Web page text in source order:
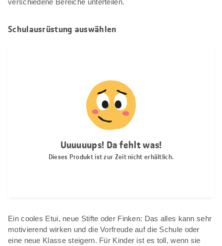
verschiedene Bereiche unterteilen.
Schulausrüstung auswählen
Ein cooles Etui, neue Stifte oder Finken: Das alles kann sehr
motivierend wirken und die Vorfreude auf die Schule oder
eine neue Klasse steigern. Für Kinder ist es toll, wenn sie